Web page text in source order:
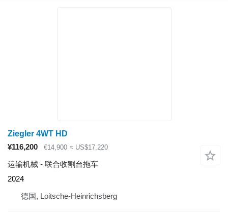
Ziegler 4WT HD
¥116,200
€14,900 ≈ US$17,220
运输机械 - 联合收割台拖车
2024
德国, Loitsche-Heinrichsberg